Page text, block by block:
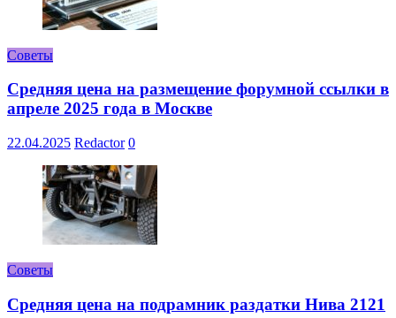
Советы
Средняя цена на размещение форумной ссылки в
апреле 2025 года в Москве
22.04.2025 Redactor 0
Советы
Средняя цена на подрамник раздатки Нива 2121